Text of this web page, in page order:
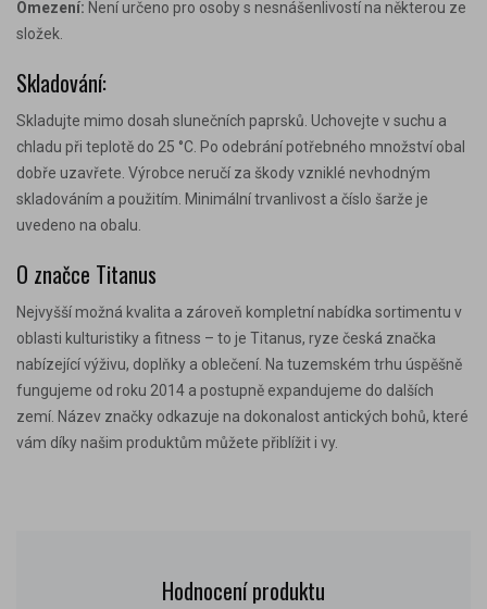
Omezení: Není určeno pro osoby s nesnášenlivostí na některou ze
složek.
Skladování:
Skladujte mimo dosah slunečních paprsků. Uchovejte v suchu a
chladu při teplotě do 25 °C. Po odebrání potřebného množství obal
dobře uzavřete. Výrobce neručí za škody vzniklé nevhodným
skladováním a použitím. Minimální trvanlivost a číslo šarže je
uvedeno na obalu.
O značce Titanus
Nejvyšší možná kvalita a zároveň kompletní nabídka sortimentu v
oblasti kulturistiky a fitness – to je Titanus, ryze česká značka
nabízející výživu, doplňky a oblečení. Na tuzemském trhu úspěšně
fungujeme od roku 2014 a postupně expandujeme do dalších
zemí. Název značky odkazuje na dokonalost antických bohů, které
vám díky našim produktům můžete přiblížit i vy.
Hodnocení produktu